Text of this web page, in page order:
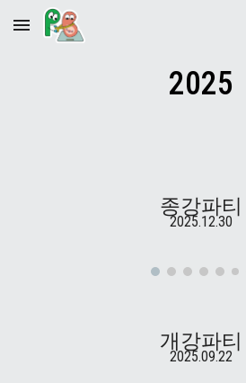
Skip to main content
2025
종강파티
2025.12.30
개강파티
2025.09.22